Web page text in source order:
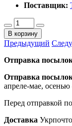
Поставщик:
В корзину
Предыдущий
Отправка
Отправка
апреле-мае, осенью
Перед отправкой
Доставка